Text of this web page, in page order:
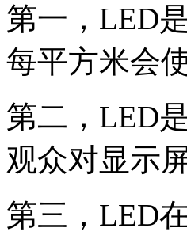
第一， LED
每平方米会
第二， LED
观众对显示
第三， LED